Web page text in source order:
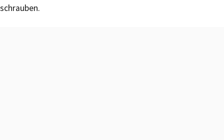
schrauben.